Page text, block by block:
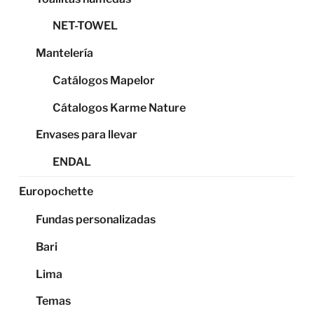
NET-TOWEL
Mantelería
Catálogos Mapelor
Cátalogos Karme Nature
Envases para llevar
ENDAL
Europochette
Fundas personalizadas
Bari
Lima
Temas